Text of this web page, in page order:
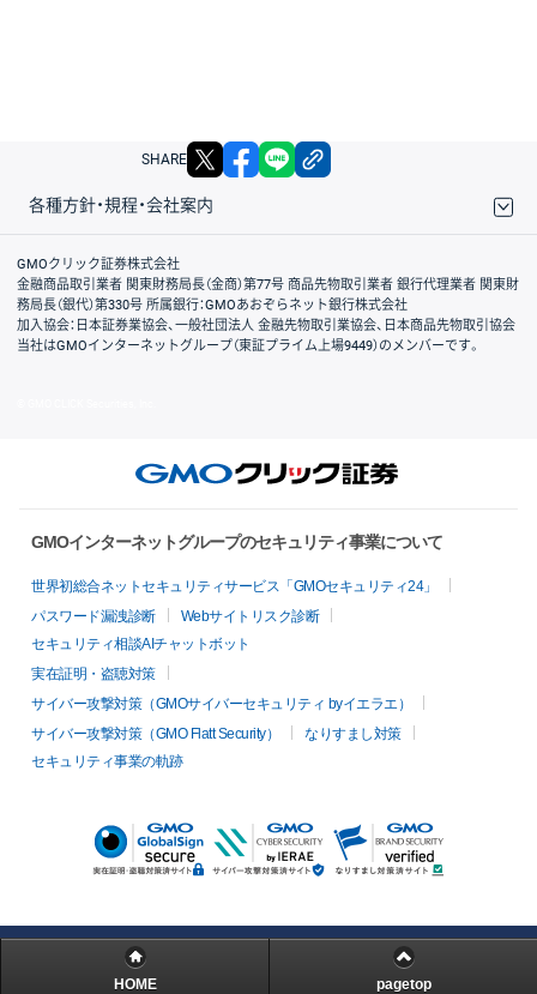
SHARE X facebook
各種方針・規程・会社案内
取引規程・約款
サイトマップ
その他のご案内
個人情報保護方針
最良執行方針
サイトのご利用について
ディスクレイマー
信託保全
リスク説明
会社案内
GMOクリック証券株式会社
金融商品取引業者 関東財務局長（金商）第77号 商品先物取引業者 銀行代理業者 関東財
務局長（銀代）第330号 所属銀行：GMOあおぞらネット銀行株式会社
加入協会：日本証券業協会、一般社団法人 金融先物取引業協会、日本商品先物取引協会
当社はGMOインターネットグループ（東証プライム上場9449）のメンバーです。
GMOインターネットグループのセキュリティ事業について
世界初総合ネットセキュリティサービス「GMOセキュリティ24」
パスワード漏洩診断
Webサイトリスク診断
セキュリティ相談AIチャットボット
実在証明・盗聴対策
サイバー攻撃対策（GMOサイバーセキュリティ byイエラエ）
サイバー攻撃対策（GMO Flatt Security）
なりすまし対策
セキュリティ事業の軌跡
HOME pagetop